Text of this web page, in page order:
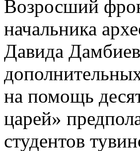
Возросший
начальника
Давида
на помощь
царей»
студентов